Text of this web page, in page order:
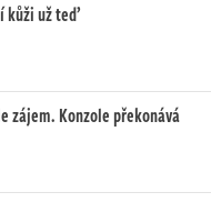
kůži už teď
zájem. Konzole překonává